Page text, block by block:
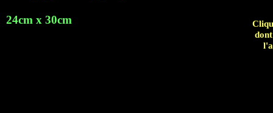
24cm x 30cm